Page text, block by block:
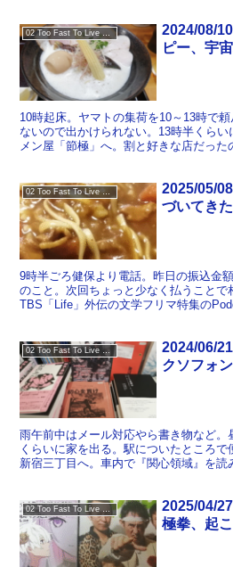
2024/08/
ピー、宇
10時起床。ヤマトの集荷を10～13時で
ないので出かけられない。13時半くら
メン屋「節極」へ。割と好きな店だっ
02 Too Fast To Live Too Young To Die
2025/05/
づいてきた
9時半ごろ健保より電話。昨日の振込金
のこと。次回ちょっと少なく払うことで
TBS「Life」外伝の文学フリマ特集の
02 Too Fast To Live Too Young To Die
2024/06/
クソフォン
雨午前中はメール対応やら書き物など
くらいに家を出る。駅についたところ
新宿三丁目へ。車内で『関心領域』を
2025/04/
極拳、起